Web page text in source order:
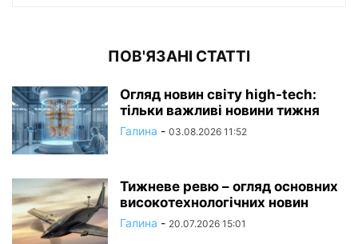
ПОВ'ЯЗАНІ СТАТТІ
Огляд новин світу high-tech:
тільки важливі новини тижня
Галина - 03.08.2026 11:52
Тижневе ревю – огляд основних
високотехнологічних новин
Галина - 20.07.2026 15:01